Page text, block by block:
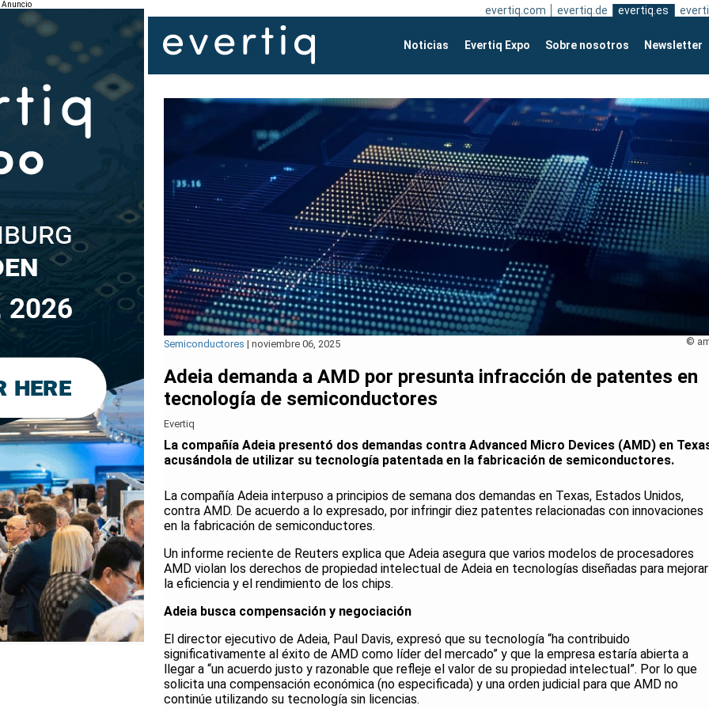
Anuncio evertiq.com evertiq.de evertiq.es
Noticias Evertiq Expo Sobre nosotros Newsletter
©
Semiconductores | noviembre 06, 2025
Adeia demanda a AMD por presunta infracción de patentes en
tecnología de semiconductores
Evertiq
La compañía Adeia presentó dos demandas contra Advanced Micro Devices (AMD) en
acusándola de utilizar su tecnología patentada en la fabricación de semiconductores.
La compañía Adeia interpuso a principios de semana dos demandas en Texas, Estados Unidos,
contra AMD. De acuerdo a lo expresado, por infringir diez patentes relacionadas con innovaciones
en la fabricación de semiconductores.
Un informe reciente de Reuters explica que Adeia asegura que varios modelos de procesadores
AMD violan los derechos de propiedad intelectual de Adeia en tecnologías diseñadas para mejorar
la eficiencia y el rendimiento de los chips.
Adeia busca compensación y negociación
El director ejecutivo de Adeia, Paul Davis, expresó que su tecnología “ha contribuido
significativamente al éxito de AMD como líder del mercado” y que la empresa estaría abierta a
llegar a “un acuerdo justo y razonable que refleje el valor de su propiedad intelectual”. Por lo que
solicita una compensación económica (no especificada) y una orden judicial para que AMD no
continúe utilizando su tecnología sin licencias.